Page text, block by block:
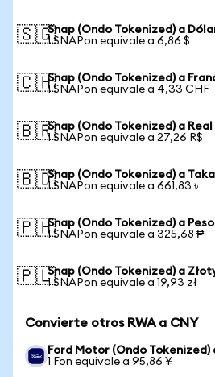
🇸🇬Snap (Ondo Tokenized) a
1 SNAPon equivale a 6,86 $
🇨🇭Snap (Ondo Tokenized) a
1 SNAPon equivale a 4,33 CHF
🇧🇷Snap (Ondo Tokenized) a
1 SNAPon equivale a 27,26 R$
🇧🇩Snap (Ondo Tokenized) a
1 SNAPon equivale a 661,83 ৳
🇵🇭Snap (Ondo Tokenized) a
1 SNAPon equivale a 325,68 ₱
🇵🇱Snap (Ondo Tokenized) a
1 SNAPon equivale a 19,93 zł
Convierte otros RWA a CNY
Ford Motor (Ondo Tokenized)
1 Fon equivale a 95,86 ¥